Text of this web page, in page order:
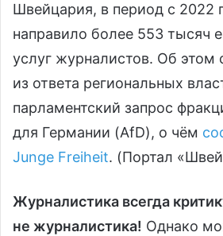
Швейцария, в период с 2022
направило более 553 тысяч
услуг журналистов. Об этом
из ответа региональных
парламентский запрос
для Германии (AfD), о чём
Junge Freiheit. (Портал
Журналистика всегда
не журналистика! Однако